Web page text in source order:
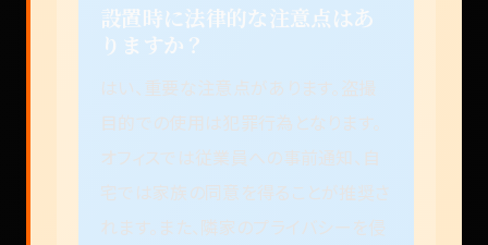
設置時に法律的な注意点はあ
りますか？
はい、重要な注意点があります。盗撮
目的での使用は犯罪行為となります。
オフィスでは従業員への事前通知、自
宅では家族の同意を得ることが推奨さ
れます。また、隣家のプライバシーを侵